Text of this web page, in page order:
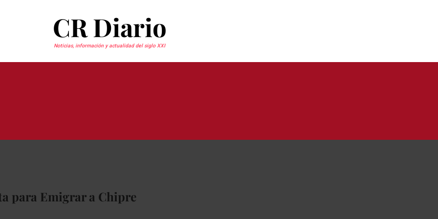
CR Diario
Noticias, información y actualidad del siglo XXI
para Emigrar a Chipre